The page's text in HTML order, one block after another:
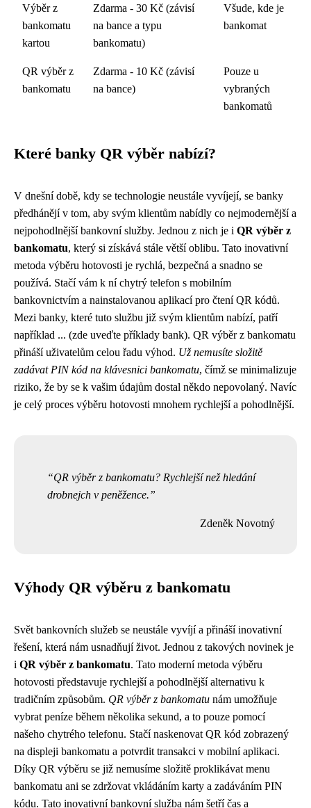
Výběr z
bankomatu
kartou
Zdarma - 30 Kč (závisí
na bance a typu
bankomatu)
Všude, kde je
bankomat
QR výběr z
bankomatu
Zdarma - 10 Kč (závisí
na bance)
Pouze u
vybraných
bankomatů
Které banky QR výběr nabízí?
V dnešní době, kdy se technologie neustále vyvíjejí, se banky
předhánějí v tom, aby svým klientům nabídly co nejmodernější a
nejpohodlnější bankovní služby. Jednou z nich je i QR výběr z
bankomatu, který si získává stále větší oblibu. Tato inovativní
metoda výběru hotovosti je rychlá, bezpečná a snadno se
používá. Stačí vám k ní chytrý telefon s mobilním
bankovnictvím a nainstalovanou aplikací pro čtení QR kódů.
Mezi banky, které tuto službu již svým klientům nabízí, patří
například ... (zde uveďte příklady bank). QR výběr z bankomatu
přináší uživatelům celou řadu výhod. Už nemusíte složitě
zadávat PIN kód na klávesnici bankomatu, čímž se minimalizuje
riziko, že by se k vašim údajům dostal někdo nepovolaný. Navíc
je celý proces výběru hotovosti mnohem rychlejší a pohodlnější.
QR výběr z bankomatu? Rychlejší než hledání
drobnejch v peněžence.
Zdeněk Novotný
Výhody QR výběru z bankomatu
Svět bankovních služeb se neustále vyvíjí a přináší inovativní
řešení, která nám usnadňují život. Jednou z takových novinek je
i QR výběr z bankomatu. Tato moderní metoda výběru
hotovosti představuje rychlejší a pohodlnější alternativu k
tradičním způsobům. QR výběr z bankomatu nám umožňuje
vybrat peníze během několika sekund, a to pouze pomocí
našeho chytrého telefonu. Stačí naskenovat QR kód zobrazený
na displeji bankomatu a potvrdit transakci v mobilní aplikaci.
Díky QR výběru se již nemusíme složitě proklikávat menu
bankomatu ani se zdržovat vkládáním karty a zadáváním PIN
kódu. Tato inovativní bankovní služba nám šetří čas a